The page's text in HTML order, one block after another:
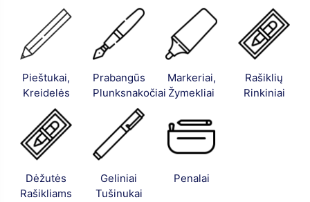
Pieštukai,
Kreidelės
Prabangūs
Plunksnakočiai
Markeriai,
Žymekliai
Rašiklių
Rinkiniai
Dėžutės
Rašikliams
Geliniai
Tušinukai
Penalai